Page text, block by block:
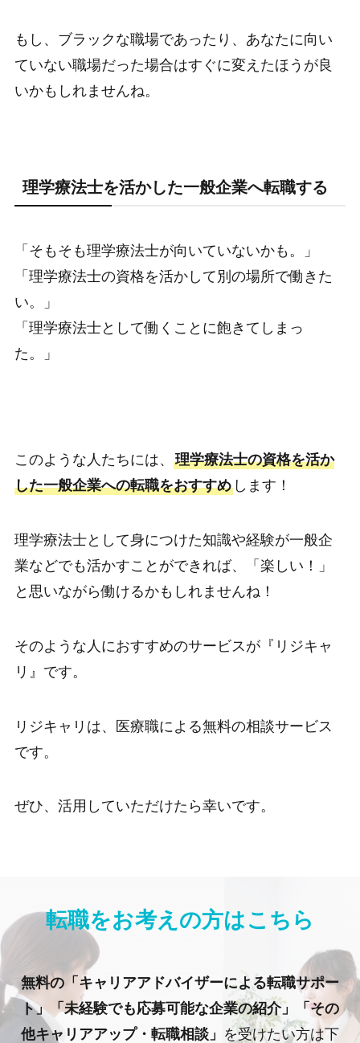
もし、ブラックな職場であったり、あなたに向い
ていない職場だった場合はすぐに変えたほうが良
いかもしれませんね。
理学療法士を活かした一般企業へ転職する
「そもそも理学療法士が向いていないかも。」
「理学療法士の資格を活かして別の場所で働きた
い。」
「理学療法士として働くことに飽きてしまっ
た。」
このような人たちには、 理学療法士の資格を活か
した一般企業への転職をおすすめします！
理学療法士として身につけた知識や経験が一般企
業などでも活かすことができれば、「楽しい！」
と思いながら働けるかもしれませんね！
そのような人におすすめのサービスが『リジキャ
リ』です。
リジキャリは、医療職による無料の相談サービス
です。
ぜひ、活用していただけたら幸いです。
転職をお考えの方はこちら
無料の「キャリアアドバイザーによる転職サポー
ト」「未経験でも応募可能な企業の紹介」「その
他キャリアアップ・転職相談」 を受けたい方は下